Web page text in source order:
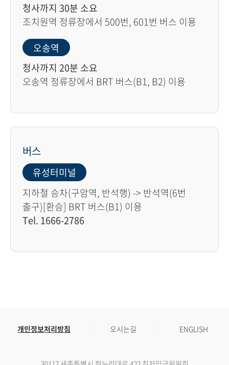
청사까지 30분 소요
조치원역 정류장에서 500번, 601번 버스 이용
오송역
청사까지 20분 소요
오송역 정류장에서 BRT 버스(B1, B2) 이용
버스
유성터미널
지하철 승차(구암역, 반석행) -> 반석역(6번
출구)[환승] BRT 버스(B1) 이용
Tel. 1666-2786
개인정보처리방침 오시는길 ENGLISH